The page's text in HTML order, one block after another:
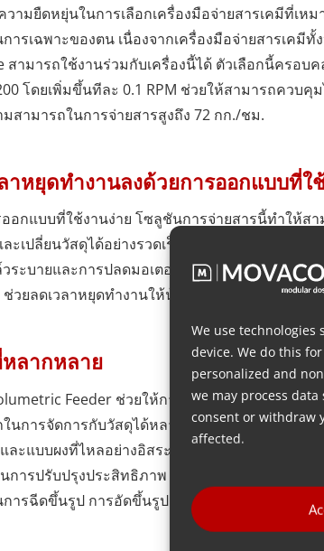
We use technologies
device. We do this
personalized and
we may process
consent or withdraw
affected.
ามยืดหยุ่นในการเลือกเครื่องมือจ่ายสารเคมีที่เห
ารเฉพาะของตน เนื่องจากเครื่องมือจ่ายสารเคมีทั้
สามารถใช้งานร่วมกับเครื่องนี้ได้ ตัวเลือกนี้ครอบ
โดยเพิ่มขึ้นทีละ 0.1 RPM ช่วยให้สามารถควบคุ
สามารถในการจ่ายสารสูงถึง 72 กก./ชม.
าหยุดทำงานลงด้วยการออกแบบที่ใ
อกแบบที่ใช้งานง่าย โซลูชันการจ่ายสารนี้ทำให้ส
ะเปลี่ยนวัสดุได้อย่างรวดเร็วภายใน 60 วินาที ซึ่งอ
ระบายและการปลดมอเตอร์ ฮอปเปอร์ และเครื่องมื
ช่วยลดเวลาหยุดทำงานให้น้อยที่สุด
ลากหลาย
Feeder ช่วยให้การจ่ายสารเป็นไปอย่าง
นการจัดการกับวัสดุได้หลากหลาย ตั้งแต่แบบเม็ดไ
ละแบบผงที่ไหลอย่างอิสระที่อุณหภูมิสูงถึง 70 องศา
ารปรับปรุงประสิทธิภาพ ลดของเสีย และประหยัด
ารฉีดขึ้นรูป การอัดขึ้นรูป เป่าขึ้นรูป และกระบวนก